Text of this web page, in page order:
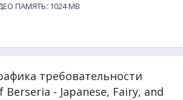
ПАМЯТЬ: 1024 MB
требовательности
Berseria - Japanese, Fairy, and